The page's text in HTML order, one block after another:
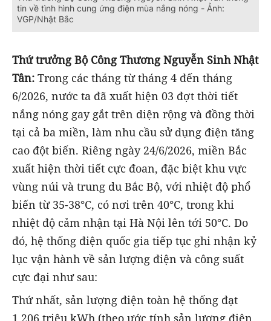
tin về tình hình cung ứng điện mùa nắng nóng - Ảnh:
VGP/Nhật Bắc
Thứ trưởng Bộ CôngThương Nguyễn Sinh Nhật
Tân: Trong các tháng từ tháng 4 đến tháng
6/2026, nước ta đã xuất hiện 03 đợt thời tiết
nắng nóng gay gắt trên diện rộng và đồng thời
tại cả ba miền, làm nhu cầu sử dụng điện tăng
cao đột biến. Riêng ngày 24/6/2026, miền Bắc
xuất hiện thời tiết cực đoan, đặc biệt khu vực
vùng núi và trung du Bắc Bộ, với nhiệt độ phổ
biến từ 35-38°C, có nơi trên 40°C, trong khi
nhiệt độ cảm nhận tại Hà Nội lên tới 50°C. Do
đó, hệ thống điện quốc gia tiếp tục ghi nhận kỷ
lục vận hành về sản lượng điện và công suất
cực đại như sau:
Thứ nhất, sản lượng điện toàn hệ thống đạt